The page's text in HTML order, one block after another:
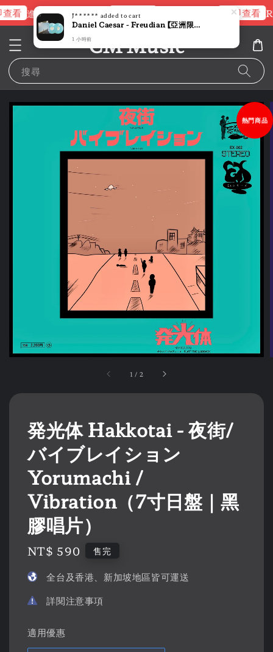
看 進擊的巨人片頭曲 立即查看 立即查看
CM Music
搜尋
1 / 2
熱門商品
発光体 Hakkotai - 夜街/
バイブレイション
Yorumachi /
Vibration（7寸日盤｜黑
膠唱片）
Regular
NT$ 590 售完
全台及香港、新加坡地區皆可運送
詳閱注意事項
適用優惠
J****** added to cart
Daniel Caesar - Freudian 【亞洲限定版｜限量版】 (黑膠唱片 2LP)
1 小時前